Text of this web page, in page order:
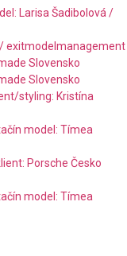
Larisa Šadibolová /
/ exitmodelmanagement
Slovensko
Slovensko
styling: Kristína
model: Tímea
Porsche Česko
model: Tímea